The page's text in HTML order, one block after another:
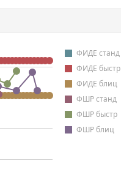
ФИДЕ станд
ФИДЕ быстр
ФИДЕ блиц
ФШР станд
ФШР быстр
ФШР блиц